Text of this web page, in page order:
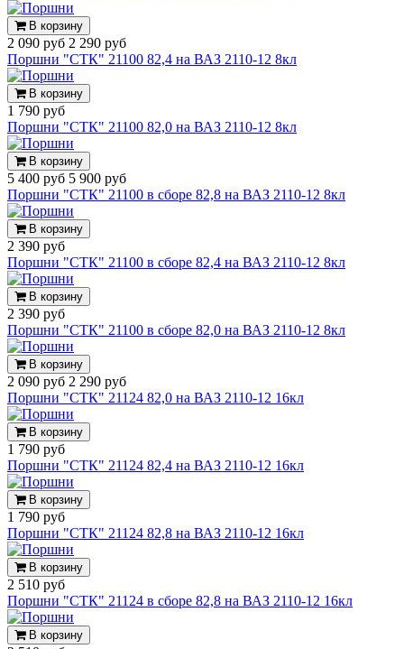
В корзину
2 090 руб 2 290 руб
Поршни "СТК" 21100 82,4 на ВАЗ 2110-12 8кл
В корзину
1 790 руб
Поршни "СТК" 21100 82,0 на ВАЗ 2110-12 8кл
В корзину
5 400 руб 5 900 руб
Поршни "СТК" 21100 в сборе 82,8 на ВАЗ 2110-12 8кл
В корзину
2 390 руб
Поршни "СТК" 21100 в сборе 82,4 на ВАЗ 2110-12 8кл
В корзину
2 390 руб
Поршни "СТК" 21100 в сборе 82,0 на ВАЗ 2110-12 8кл
В корзину
2 090 руб 2 290 руб
Поршни "СТК" 21124 82,0 на ВАЗ 2110-12 16кл
В корзину
1 790 руб
Поршни "СТК" 21124 82,4 на ВАЗ 2110-12 16кл
В корзину
1 790 руб
Поршни "СТК" 21124 82,8 на ВАЗ 2110-12 16кл
В корзину
2 510 руб
Поршни "СТК" 21124 в сборе 82,8 на ВАЗ 2110-12 16кл
В корзину